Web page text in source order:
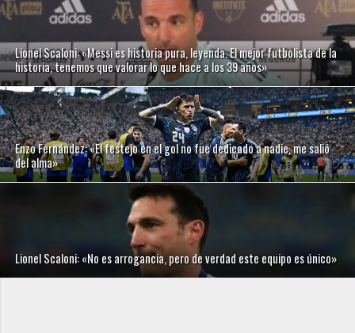
Lionel Scaloni: «Messi es historia pura, leyenda. El mejor futbolista de la
historia, tenemos que valorar lo que hace a los 39 años»
Enzo Fernández: «El festejo en el gol no fue dedicado a nadie, me salió
del alma»
Lionel Scaloni: «No es arrogancia, pero de verdad este equipo es único»